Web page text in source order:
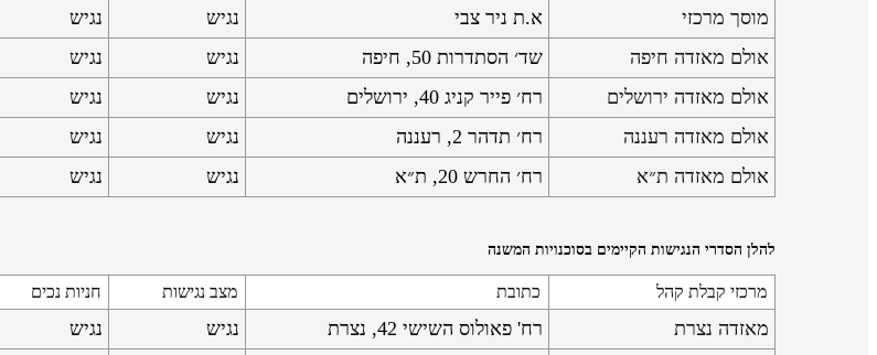
מוסך מרכזי
א.ת ניר צבי נגיש נגיש
אולם מאזדה חיפה
שד׳ הסתדרות 50, חיפה נגיש נגיש
אולם מאזדה ירושלים
רח׳ פייר קניג 40, ירושלים נגיש נגיש
אולם מאזדה רעננה
רח׳ תדהר 2, רעננה נגיש נגיש
אולם מאזדה ת״א
רח׳ החרש 20, ת״א נגיש נגיש
להלן הסדרי הנגישות הקיימים בסוכנויות המשנה
מרכזי קבלת קהל כתובת מצב נגישות חניות נכים
מאזדה נצרת רח' פאולוס השישי 42, נצרת נגיש נגיש